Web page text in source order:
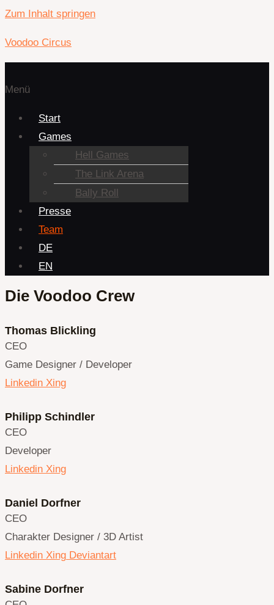
Zum Inhalt springen
Voodoo Circus
Menü
Start
Games
Hell Games
The Link Arena
Bally Roll
Presse
Team
DE
EN
Die Voodoo Crew
Thomas Blickling
CEO
Game Designer / Developer
Linkedin Xing
Philipp Schindler
CEO
Developer
Linkedin Xing
Daniel Dorfner
CEO
Charakter Designer / 3D Artist
Linkedin Xing Deviantart
Sabine Dorfner